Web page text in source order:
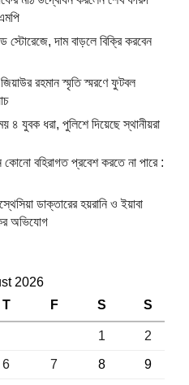
স্টোরেজে, দাম বাড়লে বিক্রি করবেন
জিয়াউর রহমান স্মৃতি স্মরণে ফুটবল
৪ যুবক ধরা, পুলিশে দিয়েছে স্থানীয়রা
কোনো বহিরাগত প্রবেশ করতে না পারে :
ডাক্তারের হয়রানি ও ইয়াবা
অভিযোগ
2026
T F S S
1 2
6 7 8 9